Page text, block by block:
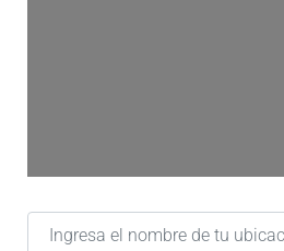
Ingresa el nombre de tu ubicación